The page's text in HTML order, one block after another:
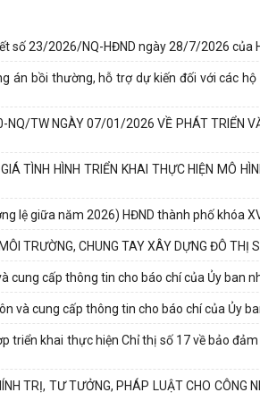
số 23/2026/NQ-HĐND ngày 28/7/2026 của
án bồi thường, hỗ trợ dự kiến đối với các
NQ/TW NGÀY 07/01/2026 VỀ PHÁT TRIỂN
TÌNH HÌNH TRIỂN KHAI THỰC HIỆN MÔ
lệ giữa năm 2026) HĐND thành phố khóa
TRƯỜNG, CHUNG TAY XÂY DỰNG ĐÔ THỊ
cung cấp thông tin cho báo chí của Ủy ban
và cung cấp thông tin cho báo chí của Ủy
triển khai thực hiện Chỉ thị số 17 về bảo
TRỊ, TƯ TƯỞNG, PHÁP LUẬT CHO CÔNG